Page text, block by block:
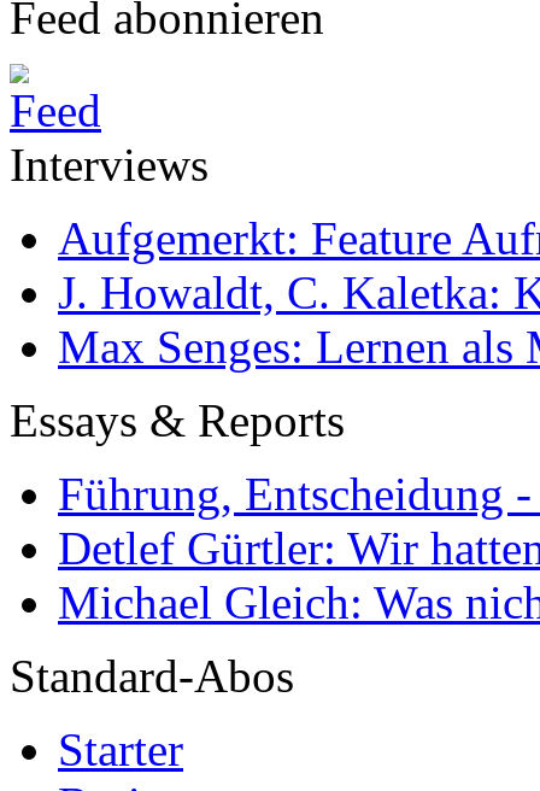
Feed abonnieren
Interviews
Aufgemerkt: Feature
J. Howaldt, C. Kaletka:
Max Senges: Lernen als
Essays & Reports
Führung, Entscheidung
Detlef Gürtler: Wir
Michael Gleich: Was
Standard-Abos
Starter